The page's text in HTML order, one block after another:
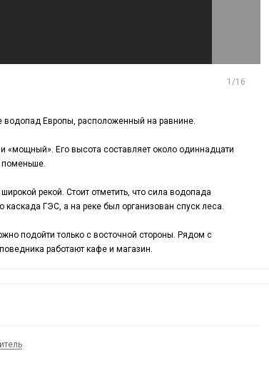
1 /16
водопад Европы, расположенный на равнине.
«мощный». Его высота составляет около одиннадцати
поменьше.
рекой. Стоит отметить, что сила водопада
ГЭС, а на реке был организован спуск леса.
подойти только с восточной стороны. Рядом с
работают кафе и магазин.